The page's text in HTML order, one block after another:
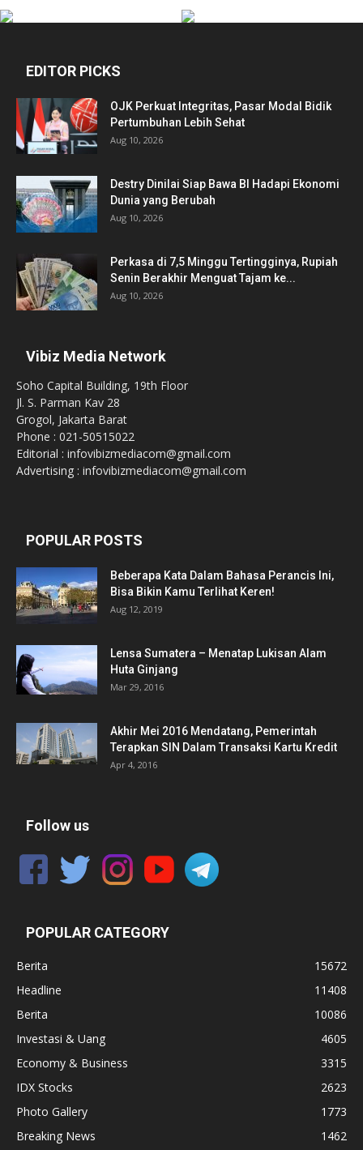
EDITOR PICKS
OJK Perkuat Integritas, Pasar Modal Bidik
Pertumbuhan Lebih Sehat
Aug 10, 2026
Destry Dinilai Siap Bawa BI Hadapi Ekonomi
Dunia yang Berubah
Aug 10, 2026
Perkasa di 7,5 Minggu Tertingginya, Rupiah
Senin Berakhir Menguat Tajam ke...
Aug 10, 2026
Vibiz Media Network
Soho Capital Building, 19th Floor
Jl. S. Parman Kav 28
Grogol, Jakarta Barat
Phone : 021-50515022
Editorial : infovibizmediacom@gmail.com
Advertising : infovibizmediacom@gmail.com
POPULAR POSTS
Beberapa Kata Dalam Bahasa Perancis Ini,
Bisa Bikin Kamu Terlihat Keren!
Aug 12, 2019
Lensa Sumatera – Menatap Lukisan Alam
Huta Ginjang
Mar 29, 2016
Akhir Mei 2016 Mendatang, Pemerintah
Terapkan SIN Dalam Transaksi Kartu Kredit
Apr 4, 2016
Follow us
POPULAR CATEGORY
Berita
15672
Headline
11408
Berita
10086
Investasi & Uang
4605
Economy & Business
3315
IDX Stocks
2623
Photo Gallery
1773
Breaking News
1462